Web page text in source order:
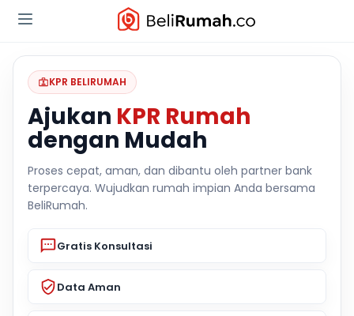
KPR BELIRUMAH
Ajukan KPR Rumah
dengan Mudah
Proses cepat, aman, dan dibantu oleh partner bank
terpercaya. Wujudkan rumah impian Anda bersama
BeliRumah.
Gratis Konsultasi
Data Aman